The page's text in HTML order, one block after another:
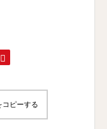
ピーする